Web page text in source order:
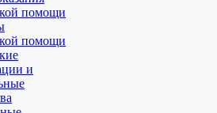
помощи
помощи
и